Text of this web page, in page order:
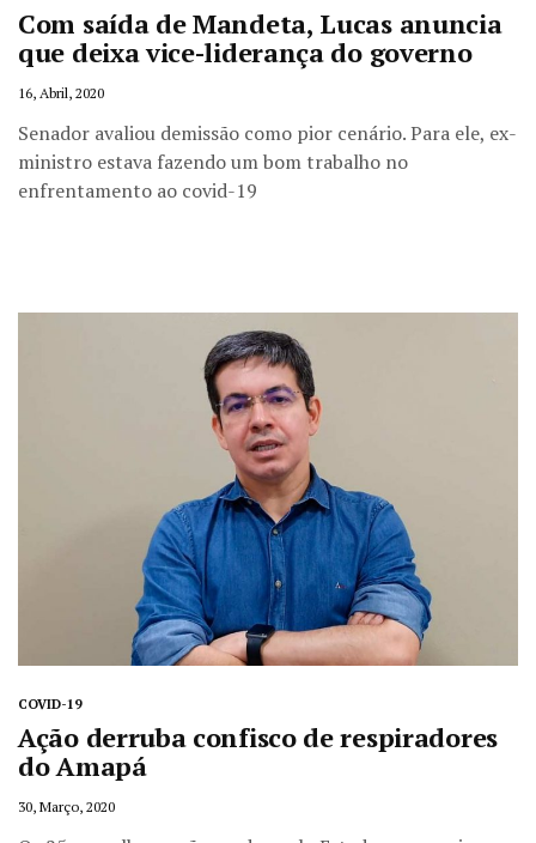
Com saída de Mandeta, Lucas anuncia
que deixa vice-liderança do governo
16, Abril, 2020
Senador avaliou demissão como pior cenário. Para ele, ex-
ministro estava fazendo um bom trabalho no
enfrentamento ao covid-19
COVID-19
Ação derruba confisco de respiradores
do Amapá
30, Março, 2020